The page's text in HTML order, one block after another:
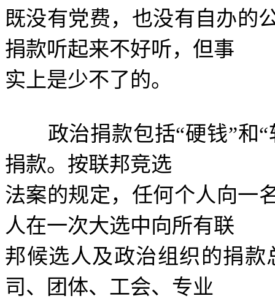
既没有党费，也没有自办的
捐款听起来不好听，但事
实上是少不了的。
政治捐款包括“硬钱”和“
捐款。按联邦竞选
法案的规定，任何个人向一
人在一次大选中向所有联
邦候选人及政治组织的捐款
司、团体、工会、专业